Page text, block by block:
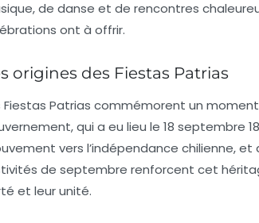
de danse et de rencontres
ont à offrir.
origines des Fiestas Patrias
Fiestas Patrias commémorent un moment
, qui a eu lieu le 18 septembre
vers l’indépendance chilienne, et
de septembre renforcent cet
et leur unité.